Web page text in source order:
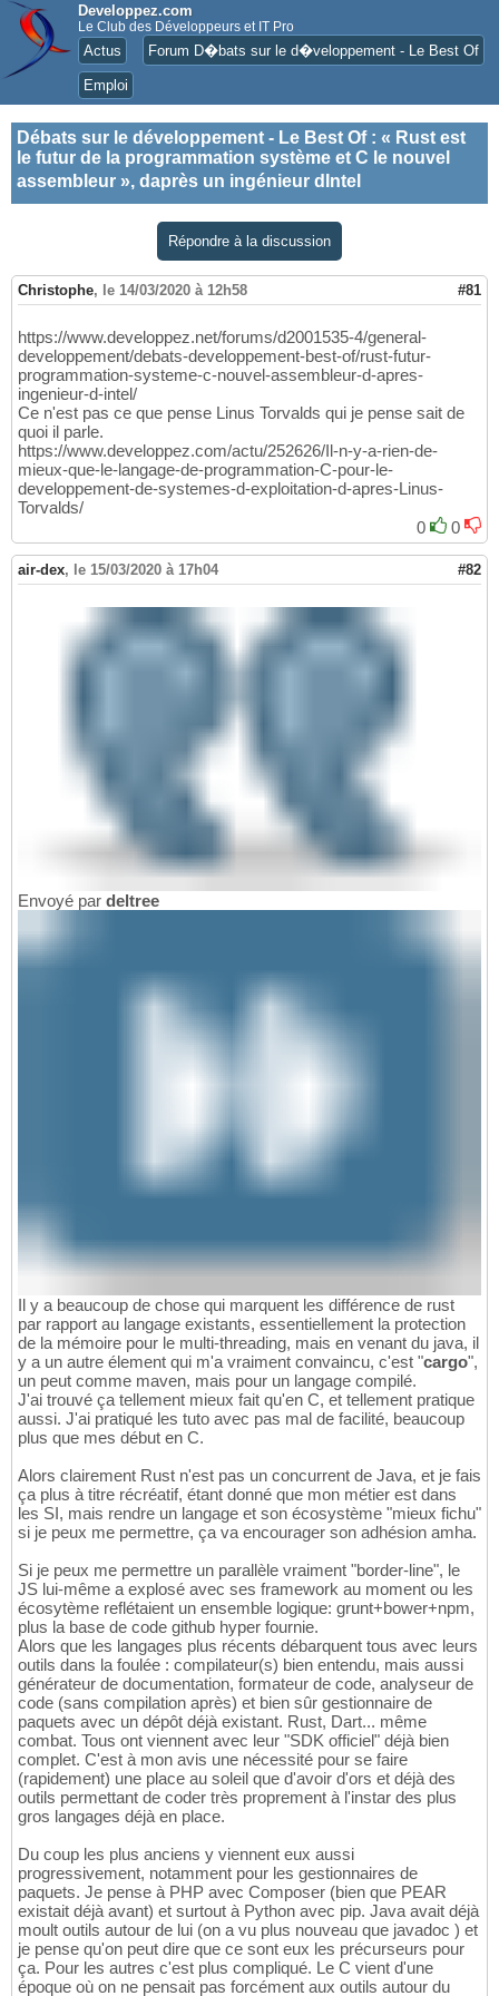
Developpez.com
Le Club des Développeurs et IT Pro
Actus Forum D�bats sur le d�veloppement - Le Best Of
Emploi
Débats sur le développement - Le Best Of: « Rust est
le futur de la programmation système et C le nouvel
assembleur », daprès un ingénieur dIntel
Répondre à la discussion
Christophe, le 14/03/2020 à 12h58 #81
https://www.developpez.net/forums/d2001535-4/general-
developpement/debats-developpement-best-of/rust-futur-
programmation-systeme-c-nouvel-assembleur-d-apres-
ingenieur-d-intel/
Ce n'est pas ce que pense Linus Torvalds qui je pense sait de
quoi il parle.
https://www.developpez.com/actu/252626/Il-n-y-a-rien-de-
mieux-que-le-langage-de-programmation-C-pour-le-
developpement-de-systemes-d-exploitation-d-apres-Linus-
Torvalds/
0
0
air-dex, le 15/03/2020 à 17h04 #82
Envoyé par deltree
Il y a beaucoup de chose qui marquent les différence de rust
par rapport au langage existants, essentiellement la protection
de la mémoire pour le multi-threading, mais en venant du java, il
y a un autre élement qui m'a vraiment convaincu, c'est "cargo",
un peut comme maven, mais pour un langage compilé.
J'ai trouvé ça tellement mieux fait qu'en C, et tellement pratique
aussi. J'ai pratiqué les tuto avec pas mal de facilité, beaucoup
plus que mes début en C.
Alors clairement Rust n'est pas un concurrent de Java, et je fais
ça plus à titre récréatif, étant donné que mon métier est dans
les SI, mais rendre un langage et son écosystème "mieux fichu"
si je peux me permettre, ça va encourager son adhésion amha.
Si je peux me permettre un parallèle vraiment "border-line", le
JS lui-même a explosé avec ses framework au moment ou les
écosytème reflétaient un ensemble logique: grunt+bower+npm,
plus la base de code github hyper fournie.
Alors que les langages plus récents débarquent tous avec leurs
outils dans la foulée : compilateur(s) bien entendu, mais aussi
générateur de documentation, formateur de code, analyseur de
code (sans compilation après) et bien sûr gestionnaire de
paquets avec un dépôt déjà existant. Rust, Dart... même
combat. Tous ont viennent avec leur "SDK officiel" déjà bien
complet. C'est à mon avis une nécessité pour se faire
(rapidement) une place au soleil que d'avoir d'ors et déjà des
outils permettant de coder très proprement à l'instar des plus
gros langages déjà en place.
Du coup les plus anciens y viennent eux aussi
progressivement, notamment pour les gestionnaires de
paquets. Je pense à PHP avec Composer (bien que PEAR
existait déjà avant) et surtout à Python avec pip. Java avait déjà
moult outils autour de lui (on a vu plus nouveau que javadoc ) et
je pense qu'on peut dire que ce sont eux les précurseurs pour
ça. Pour les autres c'est plus compliqué. Le C vient d'une
époque où on ne pensait pas forcément aux outils autour du